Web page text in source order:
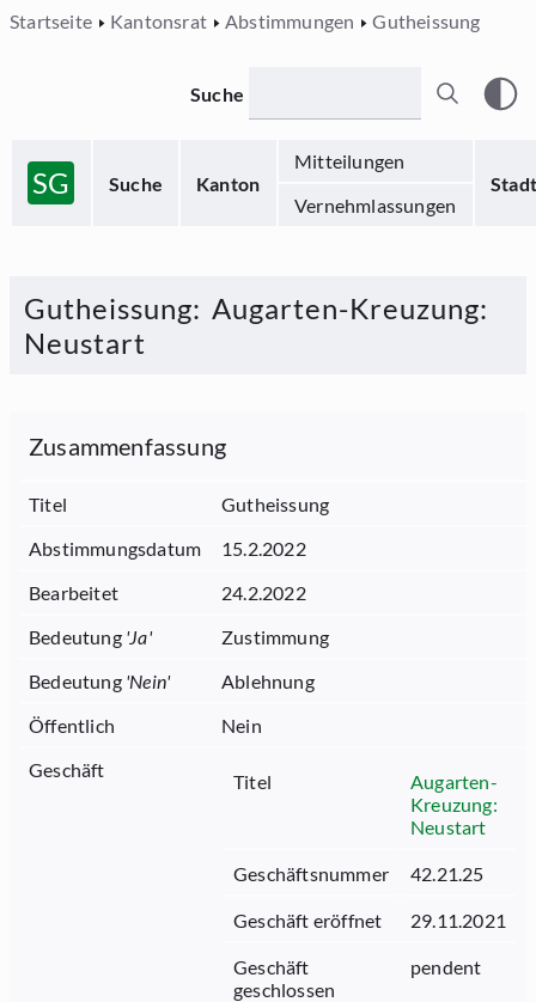
Startseite Kantonsrat Abstimmungen Gutheissung
SG Suche Kanton
Mitteilungen
Stadt
Vernehmlassungen
Suche
Gutheissung: Augarten-Kreuzung:
Neustart
Zusammenfassung
Titel
Gutheissung
Abstimmungsdatum
15.2.2022
Bearbeitet
24.2.2022
Bedeutung 'Ja'
Zustimmung
Bedeutung 'Nein'
Ablehnung
Öffentlich
Nein
Geschäft
Titel
Augarten-
Kreuzung:
Neustart
Geschäftsnummer 42.21.25
Geschäft eröffnet 29.11.2021
Geschäft
geschlossen
pendent